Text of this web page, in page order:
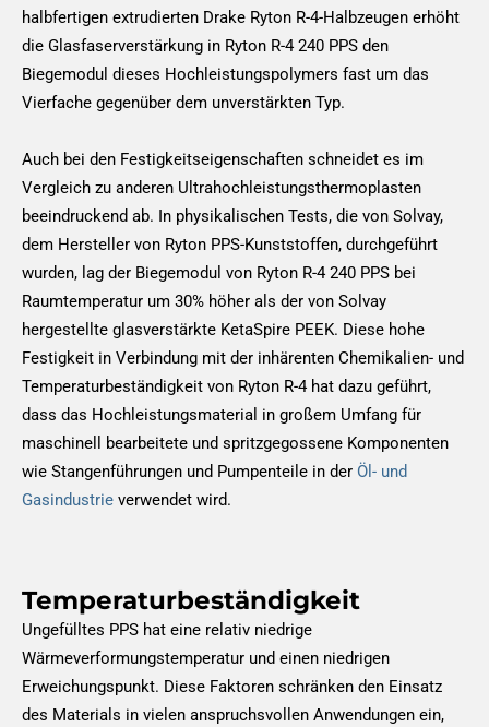
halbfertigen extrudierten Drake Ryton R-4-Halbzeugen erhöht
die Glasfaserverstärkung in Ryton R-4 240 PPS den
Biegemodul dieses Hochleistungspolymers fast um das
Vierfache gegenüber dem unverstärkten Typ.
Auch bei den Festigkeitseigenschaften schneidet es im
Vergleich zu anderen Ultrahochleistungsthermoplasten
beeindruckend ab. In physikalischen Tests, die von Solvay,
dem Hersteller von Ryton PPS-Kunststoffen, durchgeführt
wurden, lag der Biegemodul von Ryton R-4 240 PPS bei
Raumtemperatur um 30% höher als der von Solvay
hergestellte glasverstärkte KetaSpire PEEK. Diese hohe
Festigkeit in Verbindung mit der inhärenten Chemikalien- und
Temperaturbeständigkeit von Ryton R-4 hat dazu geführt,
dass das Hochleistungsmaterial in großem Umfang für
maschinell bearbeitete und spritzgegossene Komponenten
wie Stangenführungen und Pumpenteile in der Öl- und
Gasindustrie verwendet wird.
Temperaturbeständigkeit
Ungefülltes PPS hat eine relativ niedrige
Wärmeverformungstemperatur und einen niedrigen
Erweichungspunkt. Diese Faktoren schränken den Einsatz
des Materials in vielen anspruchsvollen Anwendungen ein,